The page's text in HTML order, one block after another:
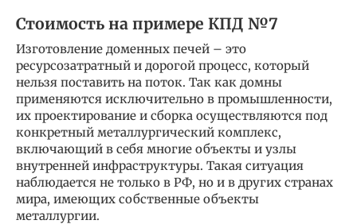
Стоимость на примере КПД №7
Изготовление доменных печей – это
ресурсозатратный и дорогой процесс, который
нельзя поставить на поток. Так как домны
применяются исключительно в промышленности,
их проектирование и сборка осуществляются под
конкретный металлургический комплекс,
включающий в себя многие объекты и узлы
внутренней инфраструктуры. Такая ситуация
наблюдается не только в РФ, но и в других странах
мира, имеющих собственные объекты
металлургии.